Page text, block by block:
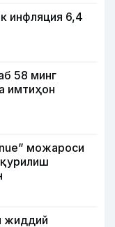
инфляция 6,4
58 минг
имтиҳон
можароси
жиддий